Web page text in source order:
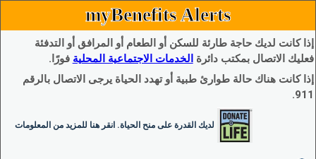
myBenefits Alerts
إذا كانت لديك حاجة طارئة للسكن أو الطعام أو المرافق أو التدفئة
فعليك الاتصال بمكتب دائرة الخدمات الاجتماعية المحلية فورًا.
إذا كانت هناك حالة طوارئ طبية أو تهدد الحياة يرجى الاتصال بالرقم
911.
لديك القدرة على منح الحياة. انقر هنا للمزيد من المعلومات